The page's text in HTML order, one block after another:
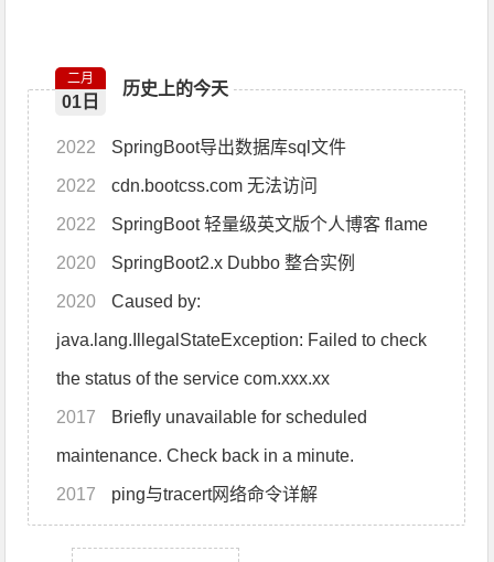
历史上的今天
二月
01日
2022 SpringBoot导出数据库sql文件
2022 cdn.bootcss.com 无法访问
2022 SpringBoot 轻量级英文版个人博客 flame
2020 SpringBoot2.x Dubbo 整合实例
2020 Caused by:
java.lang.IllegalStateException: Failed to check
the status of the service com.xxx.xx
2017
maintenance. Check back in a minute.
2017 ping与tracert网络命令详解